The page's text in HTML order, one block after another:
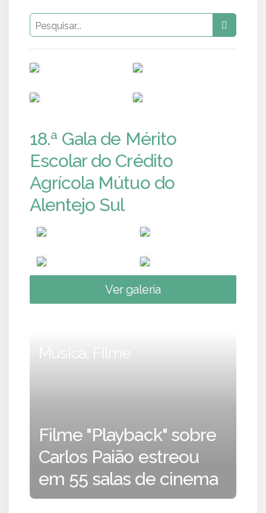
18.ª Gala de Mérito
Escolar do Crédito
Agrícola Mútuo do
Alentejo Sul
Ver galeria
Música, Filme
Filme "Playback" sobre
Carlos Paião estreou
em 55 salas de cinema